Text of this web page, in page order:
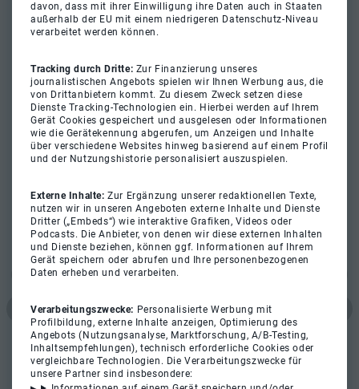
davon, dass mit ihrer Einwilligung ihre Daten auch in Staaten
außerhalb der EU mit einem niedrigeren Datenschutz-Niveau
verarbeitet werden können.
Tracking durch Dritte: Zur Finanzierung unseres
journalistischen Angebots spielen wir Ihnen Werbung aus, die
von Drittanbietern kommt. Zu diesem Zweck setzen diese
Dienste Tracking-Technologien ein. Hierbei werden auf Ihrem
Gerät Cookies gespeichert und ausgelesen oder Informationen
wie die Gerätekennung abgerufen, um Anzeigen und Inhalte
über verschiedene Websites hinweg basierend auf einem Profil
und der Nutzungshistorie personalisiert auszuspielen.
Externe Inhalte:Zur Ergänzung unserer redaktionellen Texte,
nutzen wir in unseren Angeboten externe Inhalte und Dienste
Dritter („Embeds“) wie interaktive Grafiken, Videos oder
Podcasts. Die Anbieter, von denen wir diese externen Inhalten
und Dienste beziehen, können ggf. Informationen auf Ihrem
Gerät speichern oder abrufen und Ihre personenbezogenen
Daten erheben und verarbeiten.
Verarbeitungszwecke: Personalisierte Werbung mit
Profilbildung, externe Inhalte anzeigen, Optimierung des
Angebots (Nutzungsanalyse, Marktforschung, A/B-Testing,
Inhaltsempfehlungen), technisch erforderliche Cookies oder
vergleichbare Technologien. Die Verarbeitungszwecke für
unsere Partner sind insbesondere: